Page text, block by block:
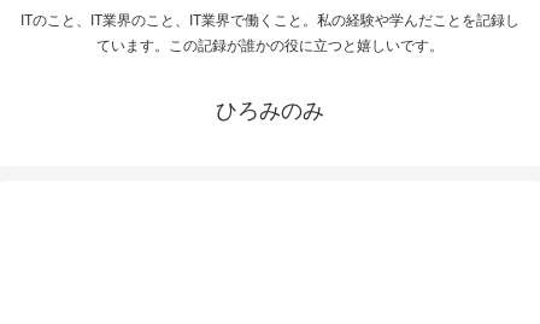
ITのこと、IT業界のこと、IT業界で働くこと。私の経験や学んだことを記録し
ています。この記録が誰かの役に立つと嬉しいです。
ひろみのみ